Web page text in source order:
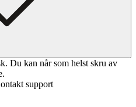
Du kan når som helst skru av
support